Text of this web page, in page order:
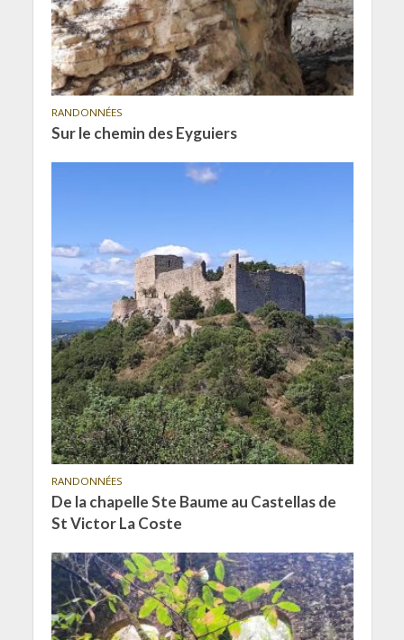
RANDONNÉES
Sur le chemin des Eyguiers
RANDONNÉES
De la chapelle Ste Baume au Castellas de
St Victor La Coste